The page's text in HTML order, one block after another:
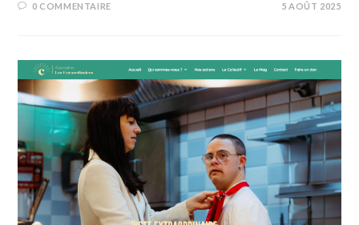
0 COMMENTAIRE 5 AOÛT 2025